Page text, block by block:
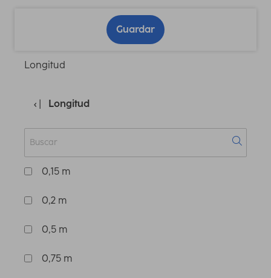
Guardar
Longitud
Longitud
0,15 m
0,2 m
0,5 m
0,75 m